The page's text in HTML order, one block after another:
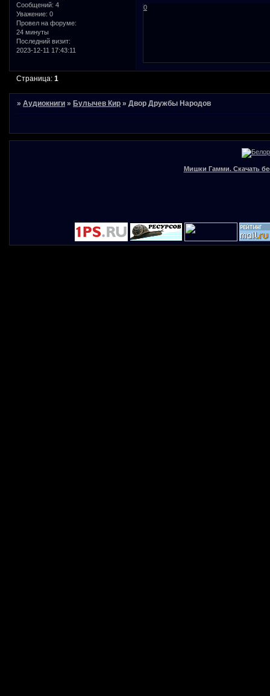
Сообщений: 4
Уважение: 0
Провел на форуме:
24 минуты
Последний визит:
2023-12-11 17:43:11
0
Страница:1
»Аудиокниги » Булычев Кир »Двор Дружбы Народов
Мишки Гамми. Скачать